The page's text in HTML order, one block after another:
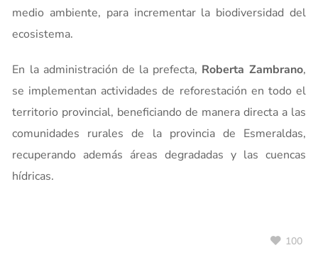
medio ambiente, para incrementar la biodiversidad del
ecosistema.
En la administración de la prefecta, Roberta Zambrano,
se implementan actividades de reforestación en todo el
territorio provincial, beneficiando de manera directa a las
comunidades rurales de la provincia de Esmeraldas,
recuperando además áreas degradadas y las cuencas
hídricas.
100